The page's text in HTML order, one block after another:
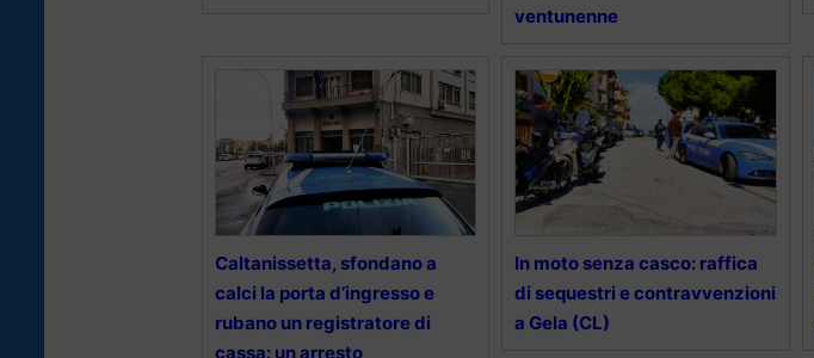
ventunenne
Caltanissetta, sfondano a
calci la porta d’ingresso e
rubano un registratore di
cassa: un arresto
In moto senza casco: raffica
di sequestri e contravvenzioni
a Gela (CL)